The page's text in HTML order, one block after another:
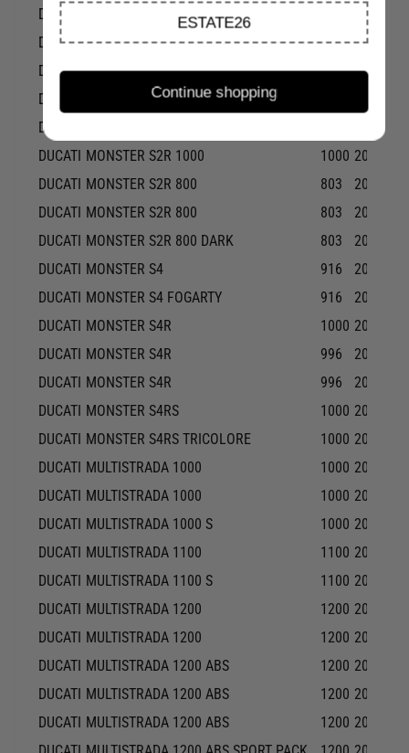
DUCATI
1999-
DUCATI MONSTER 900 900
2000-
DUCATI MONSTER 900 900
2001-
DUCATI
MONSTER 900 CITY
DUCATI
1999-
DUCATI MONSTER S2R 1000 1000 2006-
DUCATI MONSTER S2R 800 803
2005-
DUCATI MONSTER S2R 800 803
2007-
DUCATI MONSTER S2R 800 DARK 803
2005-
DUCATI MONSTER S4 916
2001-
DUCATI MONSTER S4 FOGARTY 916
2002-
DUCATI MONSTER S4R 1000 2007-
DUCATI MONSTER S4R 996
2003-
DUCATI MONSTER S4R 996
2005-
DUCATI MONSTER S4RS 1000 2006-
DUCATI MONSTER S4RS TRICOLORE 1000 2008-
DUCATI MULTISTRADA 1000 1000 2003-
DUCATI MULTISTRADA 1000 1000 2005-
DUCATI MULTISTRADA 1000 S 1000 2005-
DUCATI MULTISTRADA 1100 1100 2007-
DUCATI MULTISTRADA 1100 S 1100 2007-
DUCATI MULTISTRADA 1200 1200 2010-
DUCATI MULTISTRADA 1200 1200 2011-
DUCATI MULTISTRADA 1200 ABS 1200 2010-
DUCATI MULTISTRADA 1200 ABS 1200 2011-
DUCATI MULTISTRADA 1200 ABS 1200 2013-
ESTATE26
Continue shopping